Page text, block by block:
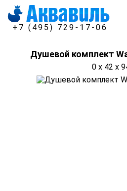
+7 (495) 729-17-06
Душевой комплект
0 x 42 x